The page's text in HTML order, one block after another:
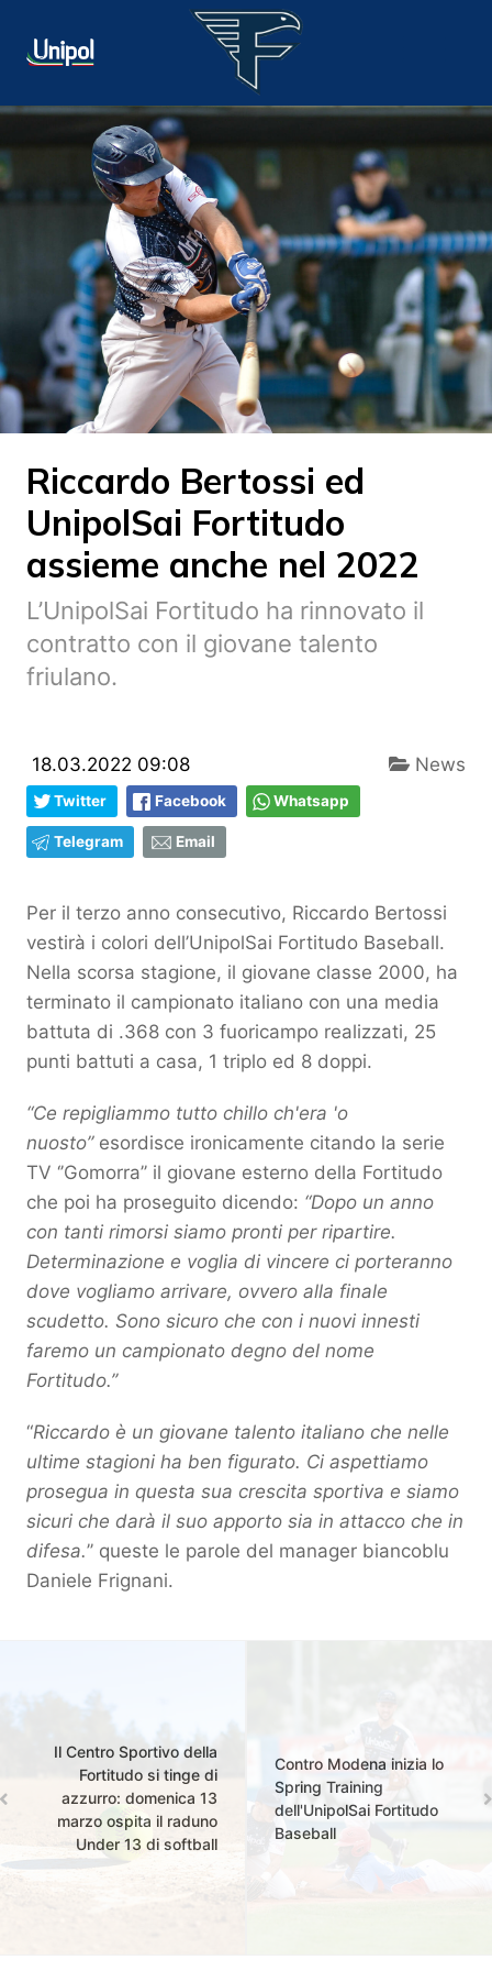
Riccardo Bertossi ed
UnipolSai Fortitudo
assieme anche nel 2022
L’UnipolSai Fortitudo ha rinnovato il
contratto con il giovane talento
friulano.
18.03.2022 09:08 News
Twitter Facebook Whatsapp
Telegram Email
Per il terzo anno consecutivo, Riccardo Bertossi
vestirà i colori dell’UnipolSai Fortitudo Baseball.
Nella scorsa stagione, il giovane classe 2000, ha
terminato il campionato italiano con una media
battuta di .368 con 3 fuoricampo realizzati, 25
punti battuti a casa, 1 triplo ed 8 doppi.
“Ce repigliammo tutto chillo ch'era 'o
nuosto” esordisce ironicamente citando la serie
TV ‘’Gomorra’’ il giovane esterno della Fortitudo
che poi ha proseguito dicendo: “Dopo un anno
con tanti rimorsi siamo pronti per ripartire.
Determinazione e voglia di vincere ci porteranno
dove vogliamo arrivare, ovvero alla finale
scudetto. Sono sicuro che con i nuovi innesti
faremo un campionato degno del nome
Fortitudo.’’
“Riccardo è un giovane talento italiano che nelle
ultime stagioni ha ben figurato. Ci aspettiamo
prosegua in questa sua crescita sportiva e siamo
sicuri che darà il suo apporto sia in attacco che in
difesa.’’ queste le parole del manager biancoblu
Daniele Frignani.
Il Centro Sportivo della
Fortitudo si tinge di
azzurro: domenica 13
marzo ospita il raduno
Under 13 di softball
Contro Modena inizia lo
Spring Training
dell'UnipolSai Fortitudo
Baseball